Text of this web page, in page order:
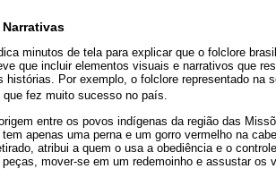
minutos de tela para explicar que o folclore
que incluir elementos visuais e narrativos que
Por exemplo, o folclore representado na
que fez muito sucesso no país.
entre os povos indígenas da região das
apenas uma perna e um gorro vermelho na
atribui a quem o usa a obediência e o
mover-se em um redemoinho e assustar os